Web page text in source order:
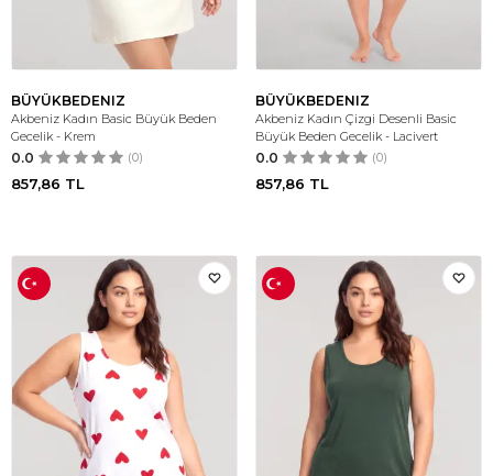
BÜYÜKBEDENIZ
Akbeniz Kadın Basic Büyük Beden
Gecelik - Krem
0.0 (0)
857,86 TL
BÜYÜKBEDENIZ
Akbeniz Kadın Çizgi Desenli Basic
Büyük Beden Gecelik - Lacivert
0.0 (0)
857,86 TL